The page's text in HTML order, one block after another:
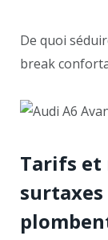
De quoi
break
Tarifs et